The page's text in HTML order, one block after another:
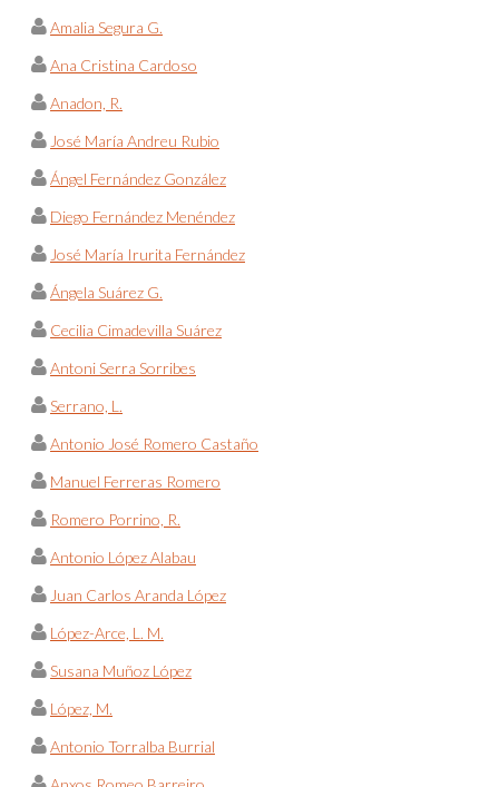
Amalia Segura G.
Ana Cristina Cardoso
Anadon, R.
José María Andreu Rubio
Ángel Fernández González
Diego Fernández Menéndez
José María Irurita Fernández
Ángela Suárez G.
Cecilia Cimadevilla Suárez
Antoni Serra Sorribes
Serrano, L.
Antonio José Romero Castaño
Manuel Ferreras Romero
Romero Porrino, R.
Antonio López Alabau
Juan Carlos Aranda López
López-Arce, L. M.
Susana Muñoz López
López, M.
Antonio Torralba Burrial